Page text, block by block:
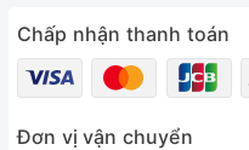
Chấp nhận thanh toán
Đơn vị vận chuyển